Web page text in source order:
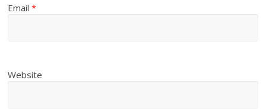
Email*
Website